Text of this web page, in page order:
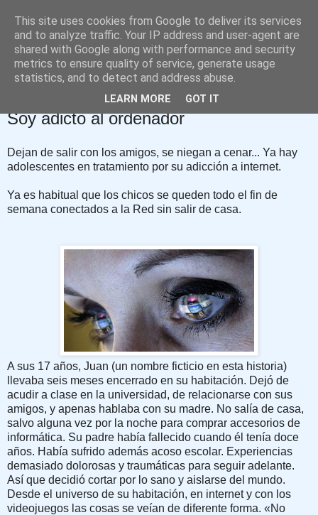
David López Rodríguez
Blog de Psicología
Soy adicto al ordenador
Dejan de salir con los amigos, se niegan a cenar... Ya hay
adolescentes en tratamiento por su adicción a internet.
Ya es habitual que los chicos se queden todo el fin de
semana conectados a la Red sin salir de casa.
A sus 17 años, Juan (un nombre ficticio en esta historia)
llevaba seis meses encerrado en su habitación. Dejó de
acudir a clase en la universidad, de relacionarse con sus
amigos, y apenas hablaba con su madre. No salía de casa,
salvo alguna vez por la noche para comprar accesorios de
informática. Su padre había fallecido cuando él tenía doce
años. Había sufrido además acoso escolar. Experiencias
demasiado dolorosas y traumáticas para seguir adelante.
Así que decidió cortar por lo sano y aislarse del mundo.
Desde el universo de su habitación, en internet y con los
videojuegos las cosas se veían de diferente forma. «No
This site uses cookies from Google to deliver its services
and to analyze traffic. Your IP address and user-agent are
shared with Google along with performance and security
metrics to ensure quality of service, generate usage
statistics, and to detect and address abuse.
LEARN MORE GOT IT